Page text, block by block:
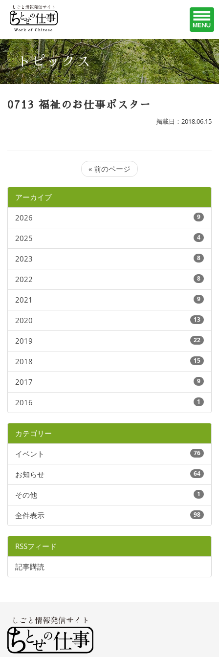
トピックス
0713 福祉のお仕事ポスター
掲載日：2018.06.15
« 前のページ
アーカイブ
2026 9
2025 4
2023 8
2022 8
2021 9
2020 13
2019 22
2018 15
2017 9
2016 1
カテゴリー
イベント 76
お知らせ 64
その他 1
全件表示 98
RSSフィード
記事購読